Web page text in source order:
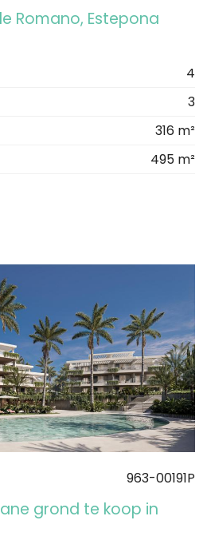
Romano, Estepona
4
3
316 m²
495 m²
963-00191P
grond te koop in